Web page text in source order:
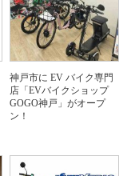
神戸市に EV バイク専門
店「EVバイクショップ
GOGO神戸」がオープ
ン！